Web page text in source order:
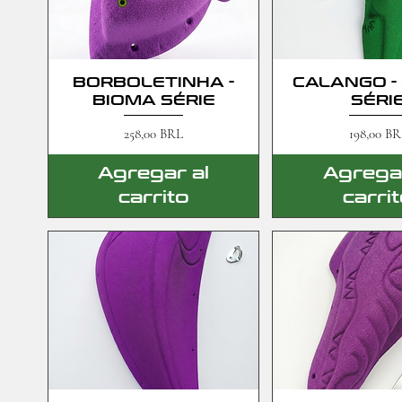
BORBOLETINHA -
BIOMA SÉRIE
Precio
258,00 BRL
Agregar al
carrito
CALANGO
Precio
198,00